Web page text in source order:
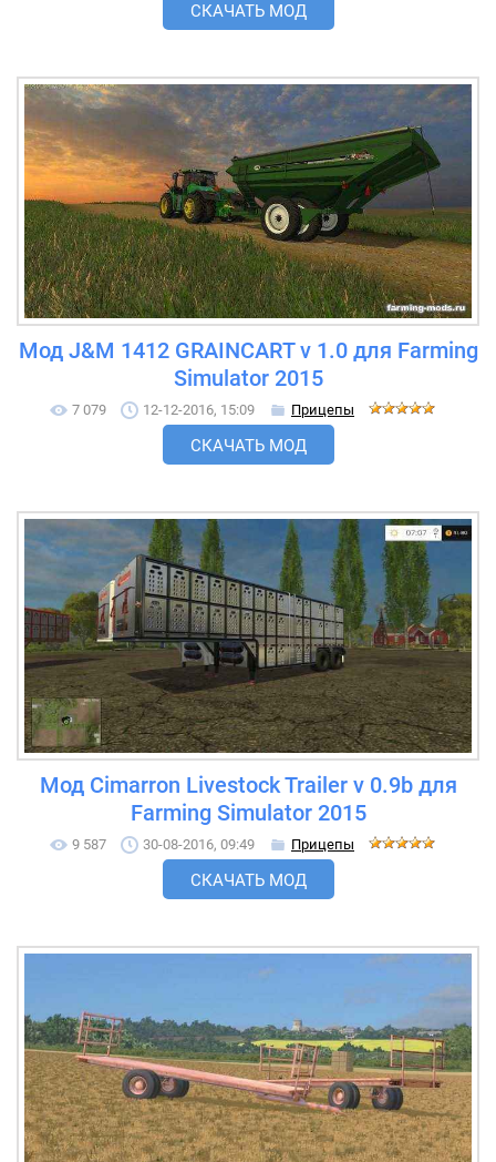
СКАЧАТЬ МОД
Мод J&M 1412 GRAINCART v 1.0 для Farming
Simulator 2015
7 079 12-12-2016, 15:09 Прицепы
СКАЧАТЬ МОД
Мод Cimarron Livestock Trailer v 0.9b для
Farming Simulator 2015
9 587 30-08-2016, 09:49 Прицепы
СКАЧАТЬ МОД